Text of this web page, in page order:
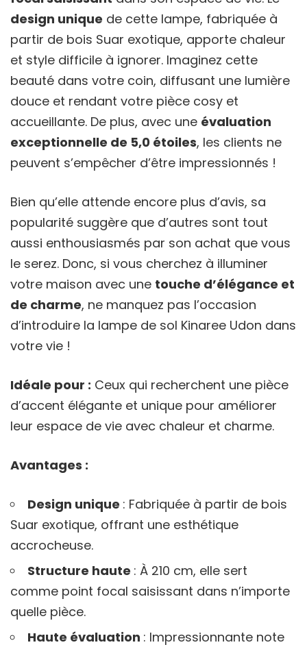
design unique de cette lampe, fabriquée à
partir de bois Suar exotique, apporte chaleur
et style difficile à ignorer. Imaginez cette
beauté dans votre coin, diffusant une lumière
douce et rendant votre pièce cosy et
accueillante. De plus, avec une évaluation
exceptionnelle de 5,0 étoiles, les clients ne
peuvent s’empêcher d’être impressionnés !
Bien qu’elle attende encore plus d’avis, sa
popularité suggère que d’autres sont tout
aussi enthousiasmés par son achat que vous
le serez. Donc, si vous cherchez à illuminer
votre maison avec une touche d’élégance et
de charme, ne manquez pas l’occasion
d’introduire la lampe de sol Kinaree Udon dans
votre vie !
Idéale pour : Ceux qui recherchent une pièce
d’accent élégante et unique pour améliorer
leur espace de vie avec chaleur et charme.
Avantages :
Design unique : Fabriquée à partir de bois
Suar exotique, offrant une esthétique
accrocheuse.
Structure haute : À 210 cm, elle sert
comme point focal saisissant dans n’importe
quelle pièce.
Haute évaluation : Impressionnante note